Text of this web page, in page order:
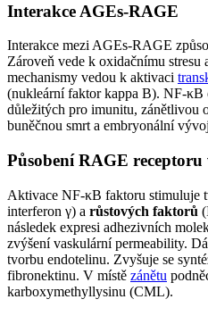
Interakce AGEs-RAGE
Interakce mezi AGEs-RAGE
Zároveň vede k oxidačnímu
mechanismy vedou k aktivaci
(nukleární faktor kappa B). NF-κB
důležitých pro imunitu, zánětlivou
buněčnou smrt a embryonální
Působení RAGE
Aktivace NF-κB faktoru stimuluje
interferon γ) a růstových faktorů
následek expresi adhezivních
zvýšení vaskulární permeability.
tvorbu endotelinu. Zvyšuje se
fibronektinu. V místě zánětu
karboxymethyllysinu (CML).